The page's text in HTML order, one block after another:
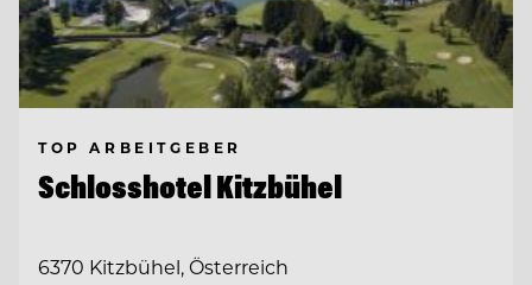
TOP ARBEITGEBER
Schlosshotel Kitzbühel
6370 Kitzbühel, Österreich